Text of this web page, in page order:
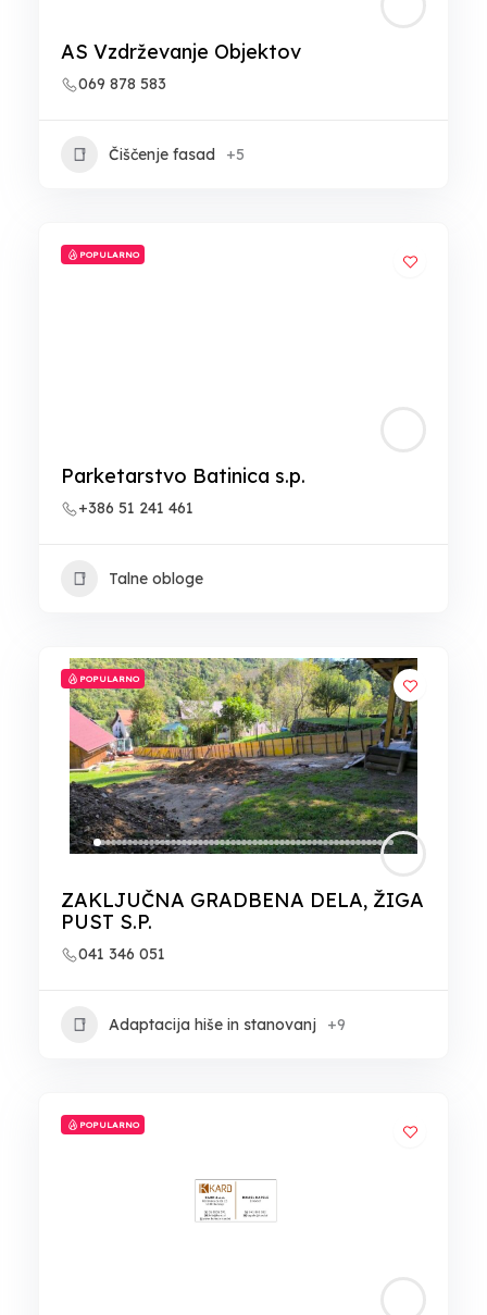
AS Vzdrževanje Objektov
069 878 583
Čiščenje fasad +5
POPULARNO
Parketarstvo Batinica s.p.
+386 51 241 461
Talne obloge
POPULARNO
ZAKLJUČNA GRADBENA DELA, ŽIGA
PUST S.P.
041 346 051
Adaptacija hiše in stanovanj +9
POPULARNO